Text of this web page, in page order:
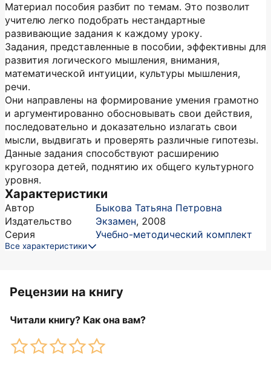
Материал пособия разбит по темам. Это позволит
учителю легко подобрать нестандартные
развивающие задания к каждому уроку.
Задания, представленные в пособии, эффективны для
развития логического мышления, внимания,
математической интуиции, культуры мышления,
речи.
Они направлены на формирование умения грамотно
и аргументированно обосновывать свои действия,
последовательно и доказательно излагать свои
мысли, выдвигать и проверять различные гипотезы.
Данные задания способствуют расширению
кругозора детей, поднятию их общего культурного
уровня.
Характеристики
Автор
Быкова Татьяна Петровна
Издательство
Экзамен, 2008
Серия
Учебно-методический комплект
Все характеристики
Рецензии на книгу
Читали книгу? Как она вам?